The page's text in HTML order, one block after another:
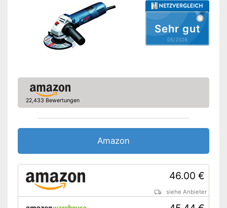
Lithium-Technologie
Ladestandsanzeige
Schutzhaube
Transportkoffer
Vorteile
rechtzeitiges Abschalten
Mit Stirnlochschlüssel
Mit Wiedereinschaltsperre
Die Schutzhaube schützt
Augen und Gesicht
Sehr gut
05/2026
22,433 Bewertungen
Amazon
46.00 €
siehe Anbieter